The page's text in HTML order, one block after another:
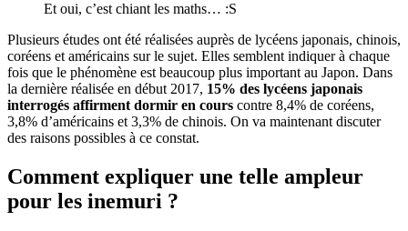
Et oui, c’est chiant les maths… :S
Plusieurs études ont été réalisées auprès de lycéens japonais, chinois,
coréens et américains sur le sujet. Elles semblent indiquer à chaque
fois que le phénomène est beaucoup plus important au Japon. Dans
la dernière réalisée en début 2017, 15% des lycéens japonais
interrogés affirment dormir en cours contre 8,4% de coréens,
3,8% d’américains et 3,3% de chinois. On va maintenant discuter
des raisons possibles à ce constat.
Comment expliquer une telle ampleur
pour les inemuri ?